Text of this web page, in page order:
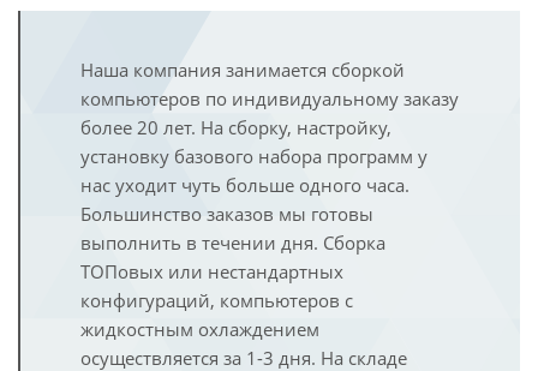
Наша компания занимается сборкой
компьютеров по индивидуальному заказу
более 20 лет. На сборку, настройку,
установку базового набора программ у
нас уходит чуть больше одного часа.
Большинство заказов мы готовы
выполнить в течении дня. Сборка
ТОПовых или нестандартных
конфигураций, компьютеров с
жидкостным охлаждением
осуществляется за 1-3 дня. На складе